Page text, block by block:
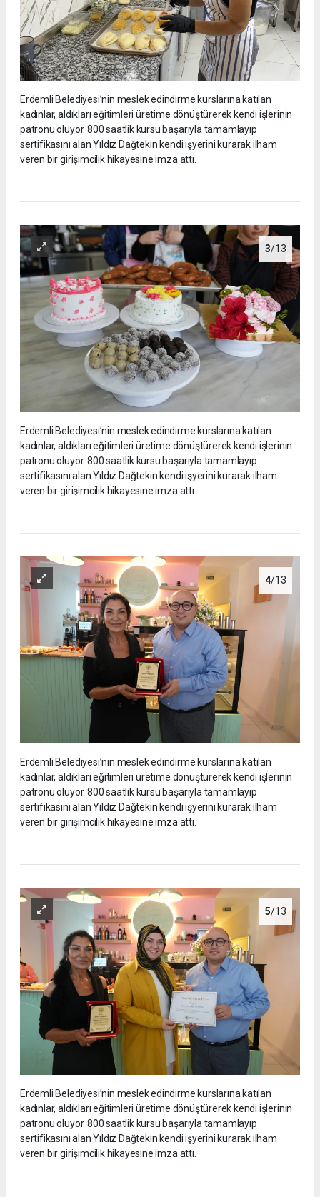
Erdemli Belediyesi’nin meslek edindirme kurslarına katılan
kadınlar, aldıkları eğitimleri üretime dönüştürerek kendi işlerinin
patronu oluyor. 800 saatlik kursu başarıyla tamamlayıp
sertifikasını alan Yıldız Dağtekin kendi işyerini kurarak ilham
veren bir girişimcilik hikayesine imza attı.
3/13
Erdemli Belediyesi’nin meslek edindirme kurslarına katılan
kadınlar, aldıkları eğitimleri üretime dönüştürerek kendi işlerinin
patronu oluyor. 800 saatlik kursu başarıyla tamamlayıp
sertifikasını alan Yıldız Dağtekin kendi işyerini kurarak ilham
veren bir girişimcilik hikayesine imza attı.
4/13
Erdemli Belediyesi’nin meslek edindirme kurslarına katılan
kadınlar, aldıkları eğitimleri üretime dönüştürerek kendi işlerinin
patronu oluyor. 800 saatlik kursu başarıyla tamamlayıp
sertifikasını alan Yıldız Dağtekin kendi işyerini kurarak ilham
veren bir girişimcilik hikayesine imza attı.
5/13
Erdemli Belediyesi’nin meslek edindirme kurslarına katılan
kadınlar, aldıkları eğitimleri üretime dönüştürerek kendi işlerinin
patronu oluyor. 800 saatlik kursu başarıyla tamamlayıp
sertifikasını alan Yıldız Dağtekin kendi işyerini kurarak ilham
veren bir girişimcilik hikayesine imza attı.